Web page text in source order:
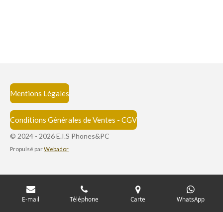
Mentions Légales
Conditions Générales de Ventes - CGV
© 2024 - 2026 E.I.S Phones&PC
Propulsé parWebador
E-mail Téléphone Carte WhatsApp